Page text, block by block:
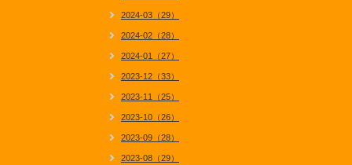
2024-03（29）
2024-02（28）
2024-01（27）
2023-12（33）
2023-11（25）
2023-10（26）
2023-09（28）
2023-08（29）